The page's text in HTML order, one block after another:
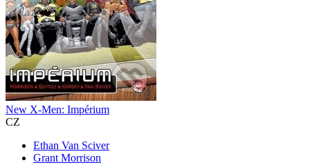
New X-Men: Impérium
CZ
Ethan Van Sciver
Grant Morrison